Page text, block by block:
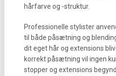
hårfarve og -struktur.
Professionelle stylister
til både påsætning og
dit eget hår og extensions
korrekt påsætning vil ingen
stopper og extensions